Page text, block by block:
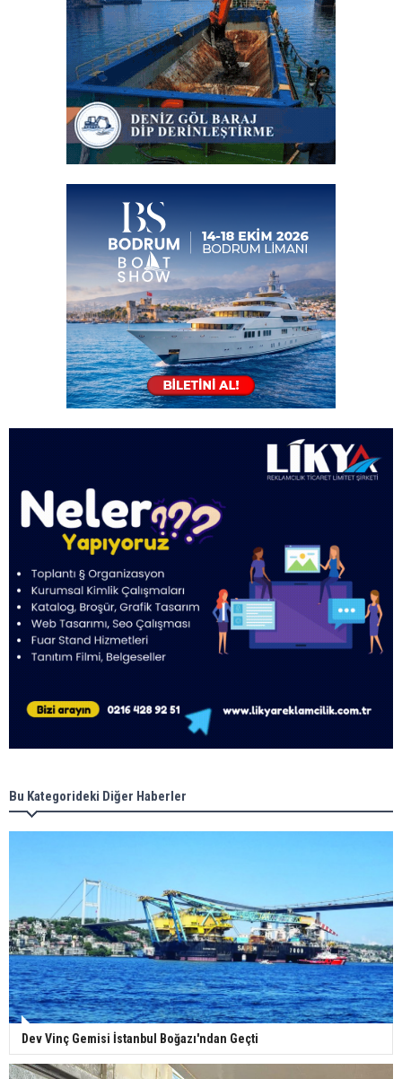
Bu Kategorideki Diğer Haberler
Dev Vinç Gemisi İstanbul Boğazı'ndan Geçti